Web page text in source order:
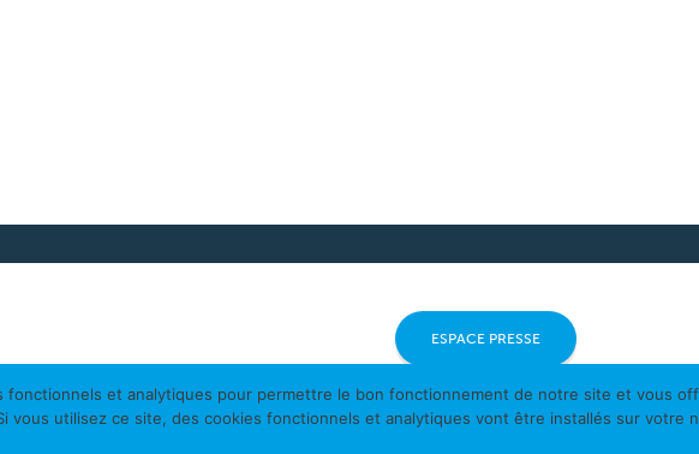
ESPACE PRESSE
fonctionnels et analytiques pour permettre le bon fonctionnement de notre site et vous
vous utilisez ce site, des cookies fonctionnels et analytiques vont être installés sur votre